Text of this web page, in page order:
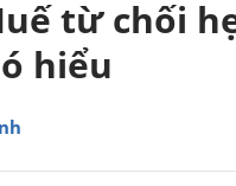
từ chối
hiểu